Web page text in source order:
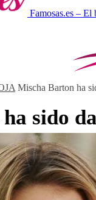
Famosas.es – El
Mischa Barton ha
sido